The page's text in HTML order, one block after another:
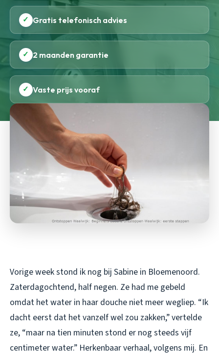
✓ Gratis telefonisch advies
✓ 2 maanden garantie
✓ Vaste prijs vooraf
Vorige week stond ik nog bij Sabine in Bloemenoord.
Zaterdagochtend, half negen. Ze had me gebeld
omdat het water in haar douche niet meer wegliep. “Ik
dacht eerst dat het vanzelf wel zou zakken,” vertelde
ze, “maar na tien minuten stond er nog steeds vijf
centimeter water.” Herkenbaar verhaal, volgens mij. En